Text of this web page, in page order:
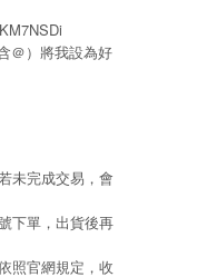
＠）將我設為好
未完成交易，會
下單，出貨後再
照官網規定，收